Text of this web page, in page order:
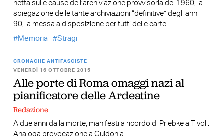
netta sulle cause dell’archiviazione provvisoria del 1960, la
spiegazione delle tante archiviazioni “definitive” degli anni
90, la messa a disposizione per tutti delle carte
Memoria
Stragi
CRONACHE ANTIFASCISTE
VENERDÌ 16 OTTOBRE 2015
Alle porte di Roma omaggi nazi al
pianificatore delle Ardeatine
Redazione
A due anni dalla morte, manifesti a ricordo di Priebke a Tivoli.
Analoga provocazione a Guidonia